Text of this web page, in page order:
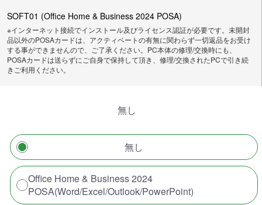
SOFT01 (Office Home & Business 2024 POSA)
※インターネット接続でインストール及びライセンス認証が必要です。未開封
品以外のPOSAカードは、アクティベートの有無に関わらず一切返品をお受け
する事ができませんので、ご了承ください。PC本体の修理/交換時にも、
POSAカードは送らずにご自身で保持して頂き、修理/交換されたPCで引き続
きご利用ください。
無し
無し
Office Home & Business 2024
POSA(Word/Excel/Outlook/PowerPoint)